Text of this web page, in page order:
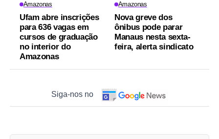
Amazonas
Ufam abre inscrições
para 636 vagas em
cursos de graduação
no interior do
Amazonas
Amazonas
Nova greve dos
ônibus pode parar
Manaus nesta sexta-
feira, alerta sindicato
Siga-nos no